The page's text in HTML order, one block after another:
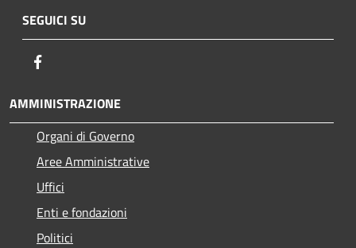
SEGUICI SU
AMMINISTRAZIONE
Organi di Governo
Aree Amministrative
Uffici
Enti e fondazioni
Politici